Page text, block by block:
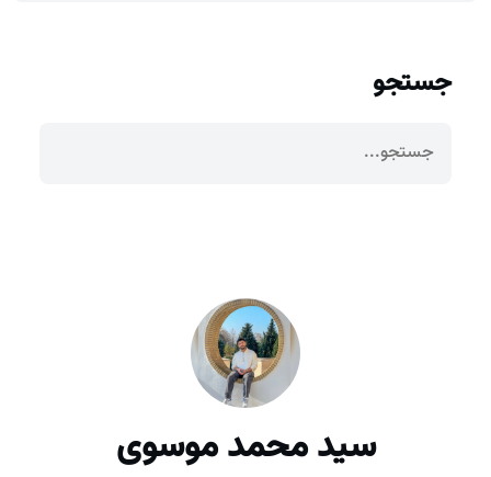
جستجو
سید محمد موسوی